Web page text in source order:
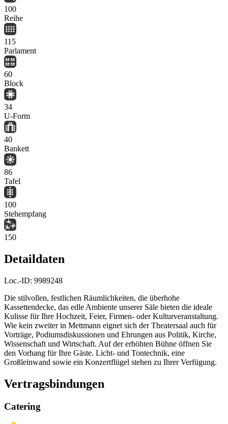
100
Reihe
115
Parlament
60
Block
34
U-Form
40
Bankett
86
Tafel
100
Stehempfang
150
Detaildaten
Loc.-ID: 9989248
Die stilvollen, festlichen Räumlichkeiten, die überhohe
Kassettendecke, das edle Ambiente unserer Säle bieten die ideale
Kulisse für Ihre Hochzeit, Feier, Firmen- oder Kulturveranstaltung.
Wie kein zweiter in Mettmann eignet sich der Theatersaal auch für
Vorträge, Podiumsdiskussionen und Ehrungen aus Politik, Kirche,
Wissenschaft und Wirtschaft. Auf der erhöhten Bühne öffnen Sie
den Vorhang für Ihre Gäste. Licht- und Tontechnik, eine
Großleinwand sowie ein Konzertflügel stehen zu Ihrer Verfügung.
Vertragsbindungen
Catering